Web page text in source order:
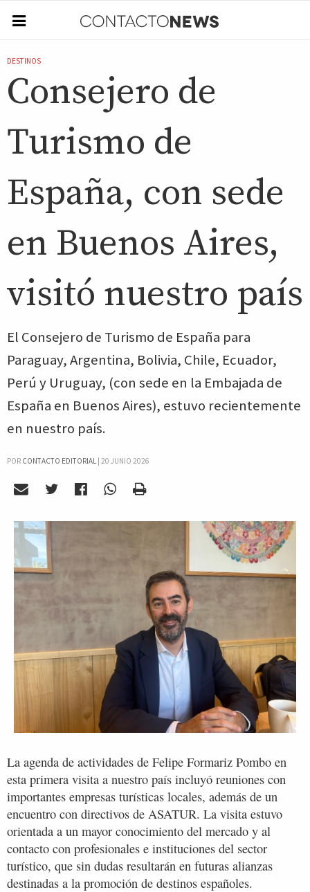
DESTINOS
Consejero de
Turismo de
España, con sede
en Buenos Aires,
visitó nuestro país
El Consejero de Turismo de España para
Paraguay, Argentina, Bolivia, Chile, Ecuador,
Perú y Uruguay, (con sede en la Embajada de
España en Buenos Aires), estuvo recientemente
en nuestro país.
POR CONTACTO EDITORIAL| 20 JUNIO 2026
La agenda de actividades de Felipe Formariz Pombo en
esta primera visita a nuestro país incluyó reuniones con
importantes empresas turísticas locales, además de un
encuentro con directivos de ASATUR. La visita estuvo
orientada a un mayor conocimiento del mercado y al
contacto con profesionales e instituciones del sector
turístico, que sin dudas resultarán en futuras alianzas
destinadas a la promoción de destinos españoles.